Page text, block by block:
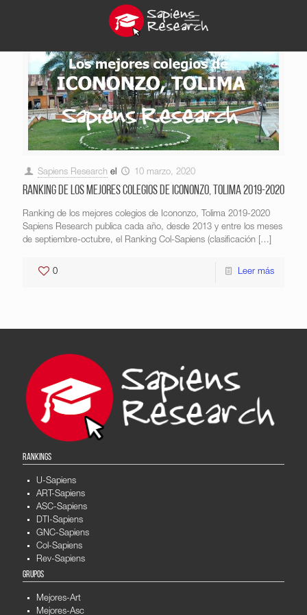
Sapiens Research el 10 marzo, 2020
Ranking de los mejores colegios de Icononzo, Tolima 2019-2020
Ranking de los mejores colegios de Icononzo, Tolima 2019-2020
Sapiens Research publica cada año, desde 2013 y entre los meses
de septiembre-octubre, el Ranking Col-Sapiens (clasificación […]
0 Leer más
RANKINGS
U-Sapiens
ART-Sapiens
ASC-Sapiens
DTI-Sapiens
GNC-Sapiens
Col-Sapiens
Rev-Sapiens
GRUPOS
Mejores-Art
Mejores-Asc